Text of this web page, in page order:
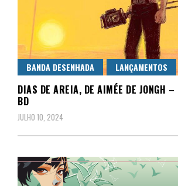
BANDA DESENHADA LANÇAMENTOS
DIAS DE AREIA, DE AIMÉE DE JONGH –
BD
JULHO 10, 2024